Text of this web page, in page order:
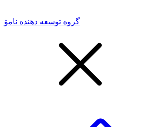
گروه توسعه دهنده نامۆ